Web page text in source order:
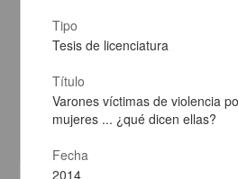
Varones víctimas de violencia por parte de
Pérez Gómez, Paulina
Medicina y Ciencias de la Salud
Tipo
Tesis de licenciatura
Título
Varones víctimas de violencia
mujeres ... ¿qué dicen ellas?
Fecha
2014